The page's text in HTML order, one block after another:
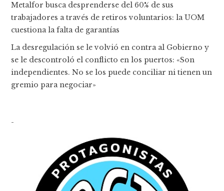
Metalfor busca desprenderse del 60% de sus
trabajadores a través de retiros voluntarios: la UOM
cuestiona la falta de garantías
La desregulación se le volvió en contra al Gobierno y
se le descontroló el conflicto en los puertos: «Son
independientes. No se los puede conciliar ni tienen un
gremio para negociar»
-